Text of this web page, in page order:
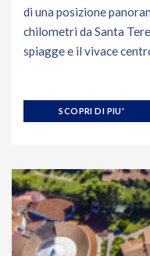
di una posizione
chilometri da Santa
spiagge e il vivace
SCOPRI DI PIU'